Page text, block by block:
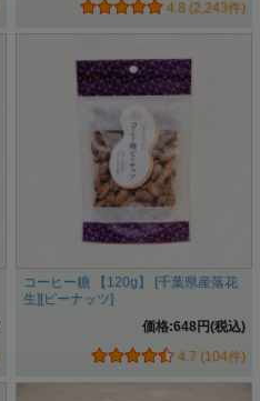
4.8 (2,243件)
コーヒー糖 【120g】 [千葉県産落花
生][ピーナッツ]
価格:648円(税込)
4.7 (104件)